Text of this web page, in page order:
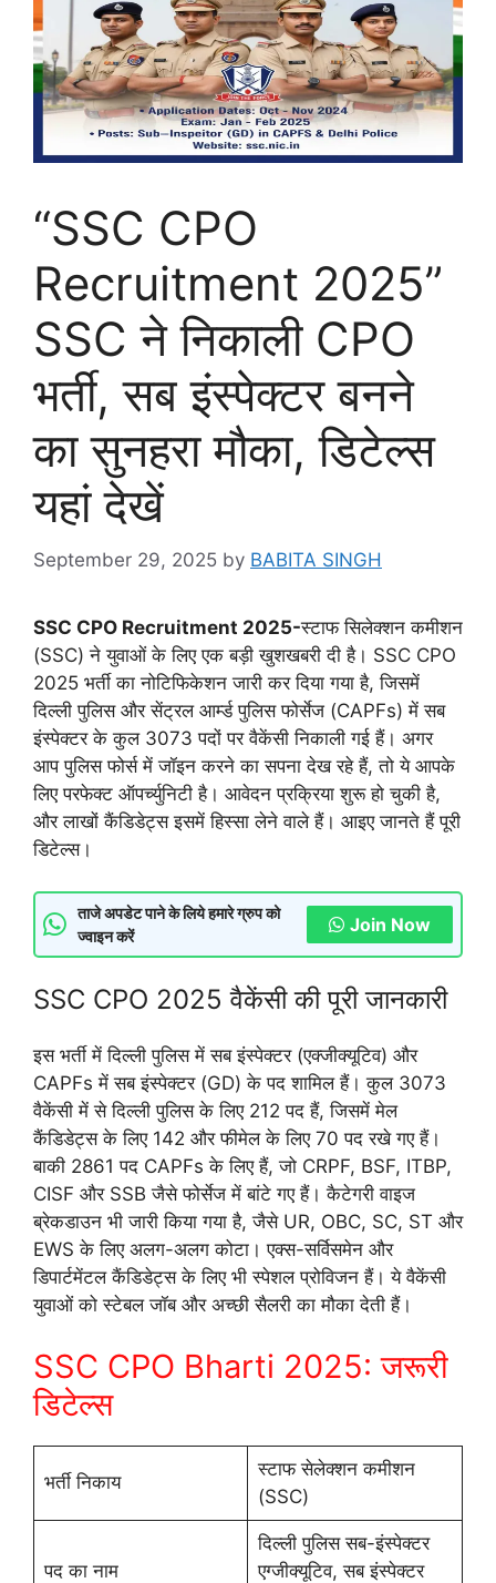
“SSC CPO
Recruitment 2025”
SSC ने निकाली CPO
भर्ती, सब इंस्पेक्टर बनने
का सुनहरा मौका, डिटेल्स
यहां देखें
September 29, 2025 by BABITA SINGH
SSC CPO Recruitment 2025-स्टाफ सिलेक्शन कमीशन
(SSC) ने युवाओं के लिए एक बड़ी खुशखबरी दी है। SSC CPO
2025 भर्ती का नोटिफिकेशन जारी कर दिया गया है, जिसमें
दिल्ली पुलिस और सेंट्रल आर्म्ड पुलिस फोर्सेज (CAPFs) में सब
इंस्पेक्टर के कुल 3073 पदों पर वैकेंसी निकाली गई हैं। अगर
आप पुलिस फोर्स में जॉइन करने का सपना देख रहे हैं, तो ये आपके
लिए परफेक्ट ऑपर्च्युनिटी है। आवेदन प्रक्रिया शुरू हो चुकी है,
और लाखों कैंडिडेट्स इसमें हिस्सा लेने वाले हैं। आइए जानते हैं पूरी
डिटेल्स।
ताजे अपडेट पाने के लिये हमारे ग्रुप को
ज्वाइन करें
Join Now
SSC CPO 2025 वैकेंसी की पूरी जानकारी
इस भर्ती में दिल्ली पुलिस में सब इंस्पेक्टर (एक्जीक्यूटिव) और
CAPFs में सब इंस्पेक्टर (GD) के पद शामिल हैं। कुल 3073
वैकेंसी में से दिल्ली पुलिस के लिए 212 पद हैं, जिसमें मेल
कैंडिडेट्स के लिए 142 और फीमेल के लिए 70 पद रखे गए हैं।
बाकी 2861 पद CAPFs के लिए हैं, जो CRPF, BSF, ITBP,
CISF और SSB जैसे फोर्सेज में बांटे गए हैं। कैटेगरी वाइज
ब्रेकडाउन भी जारी किया गया है, जैसे UR, OBC, SC, ST और
EWS के लिए अलग-अलग कोटा। एक्स-सर्विसमेन और
डिपार्टमेंटल कैंडिडेट्स के लिए भी स्पेशल प्रोविजन हैं। ये वैकेंसी
युवाओं को स्टेबल जॉब और अच्छी सैलरी का मौका देती हैं।
SSC CPO Bharti 2025: जरूरी
डिटेल्स
भर्ती निकाय
स्टाफ सेलेक्शन कमीशन
(SSC)
पद का नाम
दिल्ली पुलिस सब-इंस्पेक्टर
एग्जीक्यूटिव, सब इंस्पेक्टर